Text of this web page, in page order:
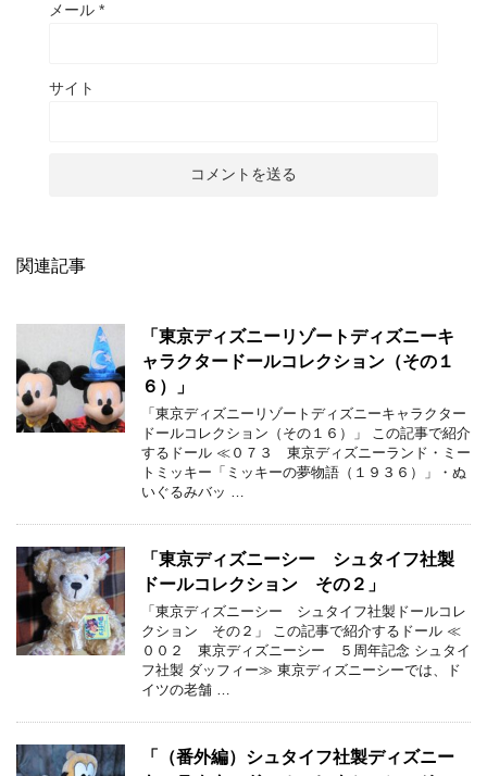
メール *
サイト
関連記事
「東京ディズニーリゾートディズニーキ
ャラクタードールコレクション（その１
６）」
「東京ディズニーリゾートディズニーキャラクター
ドールコレクション（その１６）」 この記事で紹介
するドール ≪０７３ 東京ディズニーランド・ミー
トミッキー「ミッキーの夢物語（１９３６）」・ぬ
いぐるみバッ …
「東京ディズニーシー シュタイフ社製
ドールコレクション その２」
「東京ディズニーシー シュタイフ社製ドールコレ
クション その２」 この記事で紹介するドール ≪
００２ 東京ディズニーシー ５周年記念 シュタイ
フ社製 ダッフィー≫ 東京ディズニーシーでは、ド
イツの老舗 …
「（番外編）シュタイフ社製ディズニー